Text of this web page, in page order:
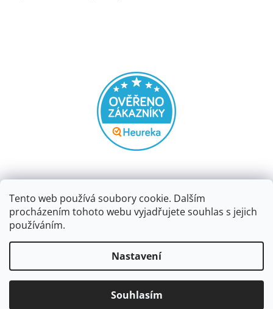
Tento web používá soubory cookie. Dalším
procházením tohoto webu vyjadřujete souhlas s jejich
používáním.
Nastavení
Souhlasím
vyhrazena.